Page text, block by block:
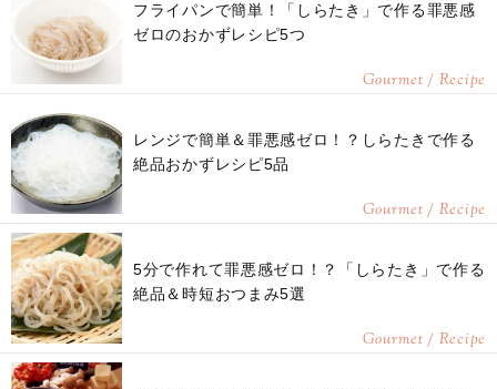
フライパンで簡単！「しらたき」で作る罪悪感
ゼロのおかずレシピ5つ
Gourmet / Recipe
レンジで簡単＆罪悪感ゼロ！？しらたきで作る
絶品おかずレシピ5品
Gourmet / Recipe
5分で作れて罪悪感ゼロ！？「しらたき」で作る
絶品＆時短おつまみ5選
Gourmet / Recipe